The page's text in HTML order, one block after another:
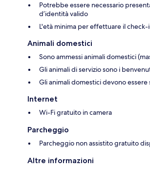
Potrebbe essere necessario
d’identità valido
L'età minima per effettuare il check-
Animali domestici
Sono ammessi animali domestici
Gli animali di servizio sono i
Gli animali domestici devono essere
Internet
Wi-Fi gratuito in camera
Parcheggio
Parcheggio non assistito gratuito
Altre informazioni